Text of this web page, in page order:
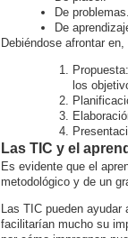
De problemas.
De
Debiéndose afrontar
los
Las TIC y el
Es evidente que el
metodológico y de un
Las TIC pueden
facilitarían mucho su